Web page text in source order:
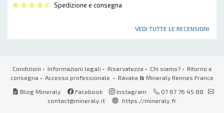
Spedizione e consegna
VEDI TUTTE LE RECENSIONI
Condizioni • Informazioni legali • Riservatezza • Chi siamo?• Ritorno e
consegna • Accesso professionale • Ravaka & Mineraly Rennes France
Blog Mineraly
Facebook Instagram
07 67 76 45 88
contact@mineraly.it
https://mineraly.fr